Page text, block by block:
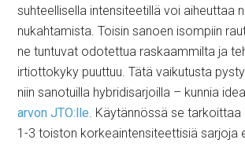
suhteellisella intensiteetillä voi aiheuttaa
nukahtamista. Toisin sanoen isompiin
ne tuntuvat odotettua raskaammilta ja
irtiottokyky puuttuu. Tätä vaikutusta
niin sanotuilla hybridisarjoilla – kunnia
arvon JTO:lle. Käytännössä se
1-3 toiston korkeaintensiteettisiä sarjoja